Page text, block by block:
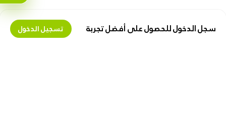
سجل الدخول للحصول على أفضل تجربة تسجيل الدخول